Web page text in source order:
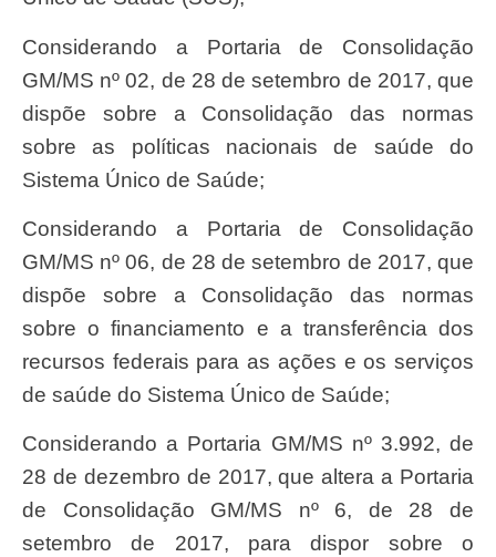
Considerando a Portaria de Consolidação
GM/MS nº 02, de 28 de setembro de 2017, que
dispõe sobre a Consolidação das normas
sobre as políticas nacionais de saúde do
Sistema Único de Saúde;
Considerando a Portaria de Consolidação
GM/MS nº 06, de 28 de setembro de 2017, que
dispõe sobre a Consolidação das normas
sobre o financiamento e a transferência dos
recursos federais para as ações e os serviços
de saúde do Sistema Único de Saúde;
Considerando a Portaria GM/MS nº 3.992, de
28 de dezembro de 2017, que altera a Portaria
de Consolidação GM/MS nº 6, de 28 de
setembro de 2017, para dispor sobre o